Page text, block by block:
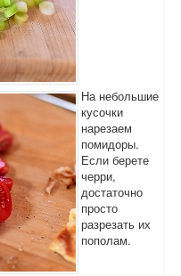
На небольшие
кусочки
нарезаем
помидоры.
Если берете
черри,
достаточно
просто
разрезать их
пополам.